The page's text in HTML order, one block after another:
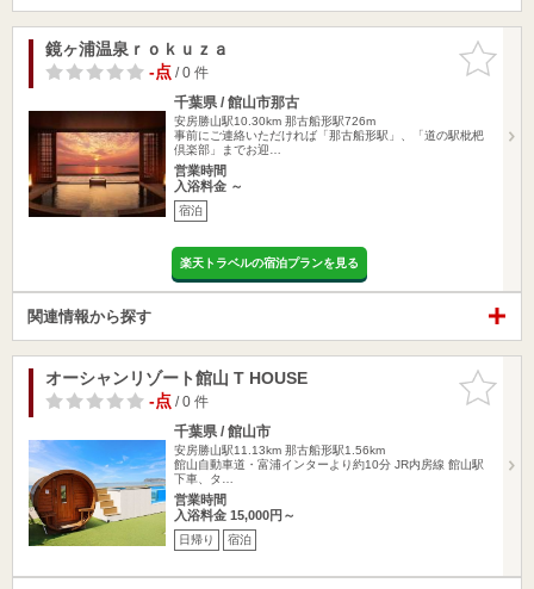
お気に入
りに追加
鏡ヶ浦温泉ｒｏｋｕｚａ
-点/ 0 件
千葉県 / 館山市那古
安房勝山駅10.30km 那古船形駅726m
事前にご連絡いただければ「那古船形駅」、「道の駅枇杷
倶楽部」までお迎…
営業時間
入浴料金 ～
宿泊
楽天トラベルの宿泊プランを見る
関連情報から探す
お気に入
りに追加
オーシャンリゾート館山 T HOUSE
-点/ 0 件
千葉県 / 館山市
安房勝山駅11.13km 那古船形駅1.56km
館山自動車道・富浦インターより約10分 JR内房線 館山駅
下車、タ…
営業時間
入浴料金 15,000円～
日帰り 宿泊